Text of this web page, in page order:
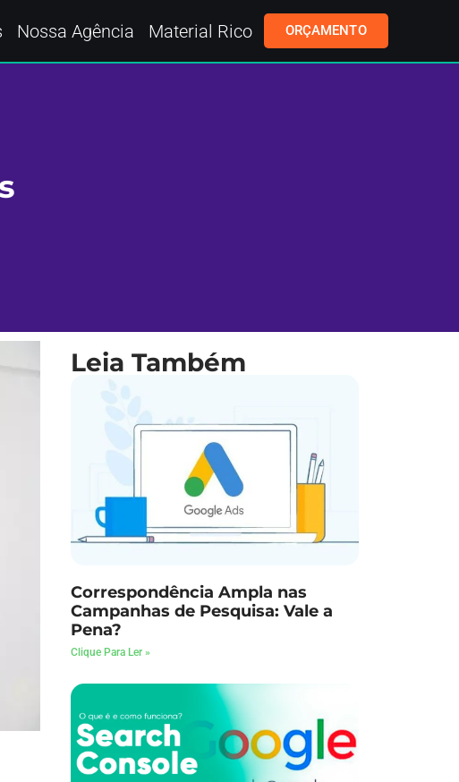
Nossa Agência Material Rico ORÇAMENTO
Correspondência Ampla nas
Campanhas de Pesquisa: Vale a
Pena?
Clique Para Ler »
Leia Também